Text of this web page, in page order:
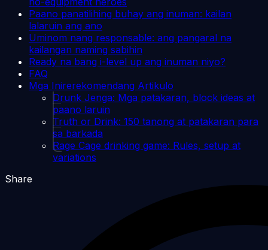
Paano panatilihing buhay ang inuman: kailan
lalaruin ang ano
Uminom nang responsable: ang pangaral na
kailangan naming sabihin
Ready na bang i-level up ang inuman niyo?
FAQ
Mga Inirerekomendang Artikulo
Drunk Jenga: Mga patakaran, block ideas at
paano laruin
Truth or Drink: 150 tanong at patakaran para
sa barkada
Rage Cage drinking game: Rules, setup at
variations
Share